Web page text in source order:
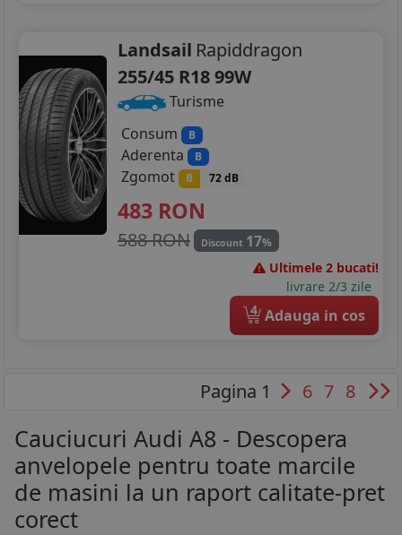
Landsail Rapiddragon
255/45 R18 99W
Turisme
Consum
B
Aderenta B
Zgomot B 72 dB
483 RON
588 RON Discount 17%
Ultimele 2 bucati!
livrare 2/3 zile
4 Adauga in cos
Pagina 1 6 7 8
Cauciucuri Audi A8 - Descopera
anvelopele pentru toate marcile
de masini la un raport calitate-pret
corect